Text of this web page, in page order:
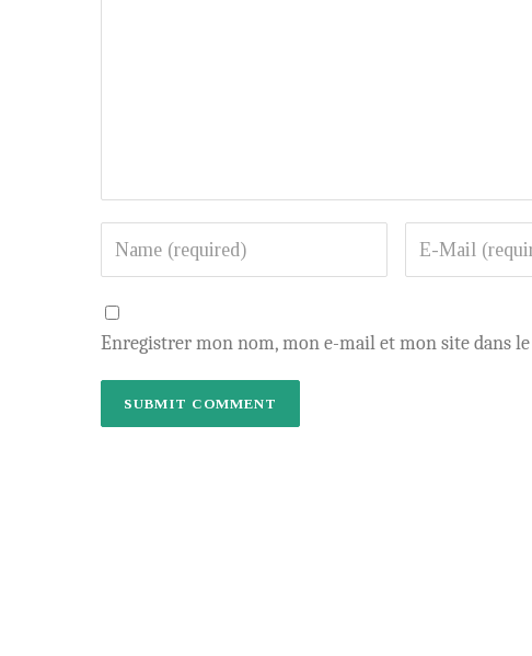
Enregistrer mon nom, mon e-mail et mon site dans